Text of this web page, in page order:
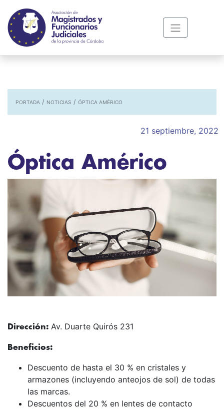
PORTADA / NOTICIAS / ÓPTICA AMÉRICO
21 septiembre, 2022
Óptica Américo
Dirección: Av. Duarte Quirós 231
Beneficios:
Descuento de hasta el 30 % en cristales y
armazones (incluyendo anteojos de sol) de todas
las marcas.
Descuentos del 20 % en lentes de contacto